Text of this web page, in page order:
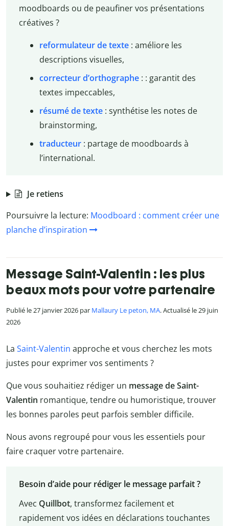
moodboards ou de peaufiner vos présentations
créatives ?
reformulateur de texte: améliore les
descriptions visuelles,
correcteur d’orthographe: : garantit des
textes impeccables,
résumé de texte: synthétise les notes de
brainstorming,
traducteur: partage de moodboards à
l’international.
Je retiens
Poursuivre la lecture: Moodboard : comment créer une
planche d’inspiration
Message Saint-Valentin : les plus
beaux mots pour votre partenaire
Publié le 27 janvier 2026 par Mallaury Le peton, MA. Actualisé le 29 juin
2026
La Saint-Valentin approche et vous cherchez les mots
justes pour exprimer vos sentiments ?
Que vous souhaitiez rédiger un message de Saint-
Valentin romantique, tendre ou humoristique, trouver
les bonnes paroles peut parfois sembler difficile.
Nous avons regroupé pour vous les essentiels pour
faire craquer votre partenaire.
Besoin d’aide pour rédiger le message parfait ?
Avec Quillbot, transformez facilement et
rapidement vos idées en déclarations touchantes